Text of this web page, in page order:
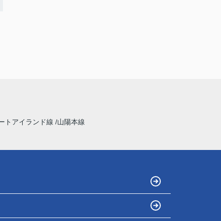
トアイランド線
山陽本線